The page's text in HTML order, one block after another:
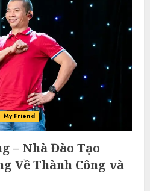
My Friend
– Nhà Đào Tạo
Về Thành Công và